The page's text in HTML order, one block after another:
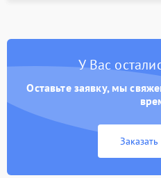
У Вас
Оставьте заявку, мы